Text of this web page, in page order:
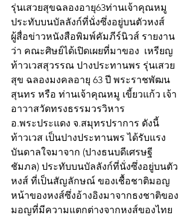
รุ่นเสวยสุขฉลองอายุ63ท่านเจ้าคุณหมู
ประทับบนบัลลังก์ที่นั่งซึ่งอยู่บนตัวหงส์
ผู้สื่อข่าวหนังสือพิมพ์คัมภีร์นิวส์ รายงาน
ว่า คณะศิษย์ได้เปิดเผยที่มาของ  เหรียญ
ท้าวเวสสุวรรณ ปางประทานพร รุ่นเสวย
สุข ฉลองมงคลอายุ 63 ปี พระราชพัฒน
สุนทร หรือ ท่านเจ้าคุณหมู เขี้ยวแก้ว เจ้า
อาวาสวัดทรงธรรมวรวิหาร
อ.พระประแดง จ.สมุทรปราการ ดังนี้
ท้าวเวส เป็นปางประทานพร ได้รับแรง
บันดาลใจมาจาก (ปางธนบดีเศรษฐี
ชัมภล) ประทับบนบัลลังก์ที่นั่งซึ่งอยู่บนตัว
หงส์ ที่เป็นสัญลักษณ์ ของเชื้อชาติมอญ
หน้าของหงส์ซึ่งอ้างอิงมาจากธงชาติของ
มอญที่มีความแตกต่างจากหงส์ของไทย